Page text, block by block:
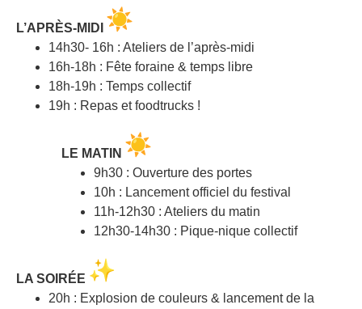
L’APRÈS-MIDI
14h30- 16h : Ateliers de l’après-midi
16h-18h : Fête foraine & temps libre
18h-19h : Temps collectif
19h : Repas et foodtrucks !
LE MATIN
9h30 : Ouverture des portes
10h : Lancement officiel du festival
11h-12h30 : Ateliers du matin
12h30-14h30 : Pique-nique collectif
LA SOIRÉE
20h : Explosion de couleurs & lancement de la